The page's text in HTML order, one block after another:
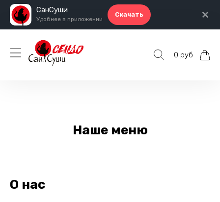
СанСуши
Удобнее в приложении
Скачать
0 руб
Наше меню
О нас